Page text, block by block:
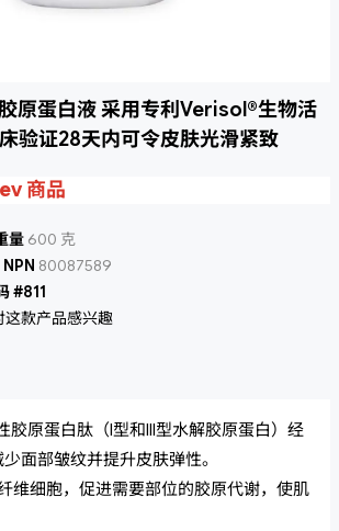
原蛋白液 采用专利Verisol®生物活
验证28天内可令皮肤光滑紧致
商品
量 600 克
NPN 80087589
#811
款产品感兴趣
胶原蛋白肽（I型和III型水解胶原蛋白）经
面部皱纹并提升皮肤弹性。
维细胞，促进需要部位的胶原代谢，使肌